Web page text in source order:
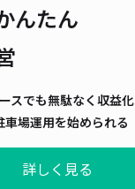
んたん
スでも無駄なく収益化
車場運用を始められる
詳しく見る